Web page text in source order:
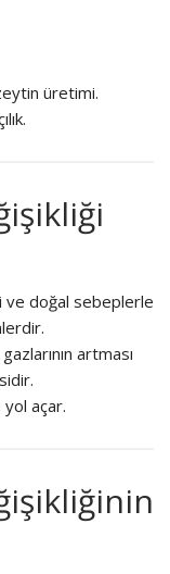
üretimi.
ve doğal sebeplerle
artması
yol açar.